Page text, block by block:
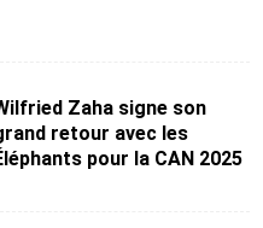
Zaha signe son
retour avec les
pour la CAN 2025